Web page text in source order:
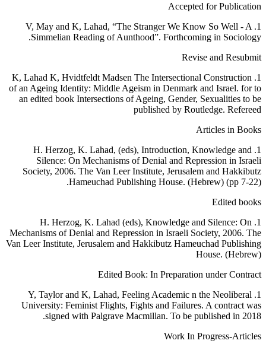
Accepted for Publication
1. V, May and K, Lahad, “The Stranger We Know So Well - A
Simmelian Reading of Aunthood”. Forthcoming in Sociology.
Revise and Resubmit
1. K, Lahad K, Hvidtfeldt Madsen The Intersectional Construction
of an Ageing Identity: Middle Ageism in Denmark and Israel. for to
an edited book Intersections of Ageing, Gender, Sexualities to be
published by Routledge. Refereed
Articles in Books
1. H. Herzog, K. Lahad, (eds), Introduction, Knowledge and
Silence: On Mechanisms of Denial and Repression in Israeli
Society, 2006. The Van Leer Institute, Jerusalem and Hakkibutz
Hameuchad Publishing House. (Hebrew) (pp 7-22).
Edited books
1. H. Herzog, K. Lahad (eds), Knowledge and Silence: On
Mechanisms of Denial and Repression in Israeli Society, 2006. The
Van Leer Institute, Jerusalem and Hakkibutz Hameuchad Publishing
House. (Hebrew)
Edited Book: In Preparation under Contract
1. Y, Taylor and K, Lahad, Feeling Academic n the Neoliberal
University: Feminist Flights, Fights and Failures. A contract was
signed with Palgrave Macmillan. To be published in 2018.
Work In Progress-Articles